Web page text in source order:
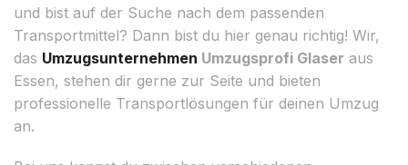
und bist auf der Suche nach dem passenden
Transportmittel? Dann bist du hier genau richtig! Wir,
das Umzugsunternehmen Umzugsprofi Glaser aus
Essen, stehen dir gerne zur Seite und bieten
professionelle Transportlösungen für deinen Umzug
an.